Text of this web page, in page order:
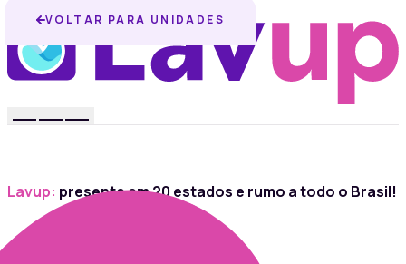
Lavup: presente em 20 estados e rumo a todo o Brasil!
VOLTAR PARA UNIDADES